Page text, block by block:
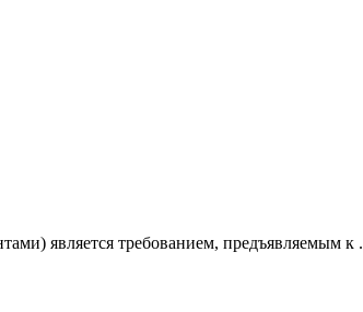
является требованием, предъявляемым к